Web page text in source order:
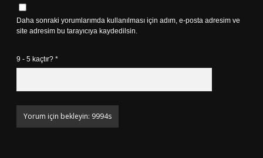
Daha sonraki yorumlarımda kullanılması için adım, e-posta adresim ve
site adresim bu tarayıcıya kaydedilsin.
9 - 5 kaçtır? *